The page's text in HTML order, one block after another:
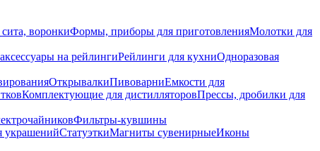
воронкиФормы, приборы для приготовленияМолотки для
на рейлингиРейлинги для кухниОдноразовая
ОткрывалкиПивоварниЕмкости для
Комплектующие для дистилляторовПрессы, дробилки для
Фильтры-кувшины
украшенийСтатуэткиМагниты сувенирныеИконы